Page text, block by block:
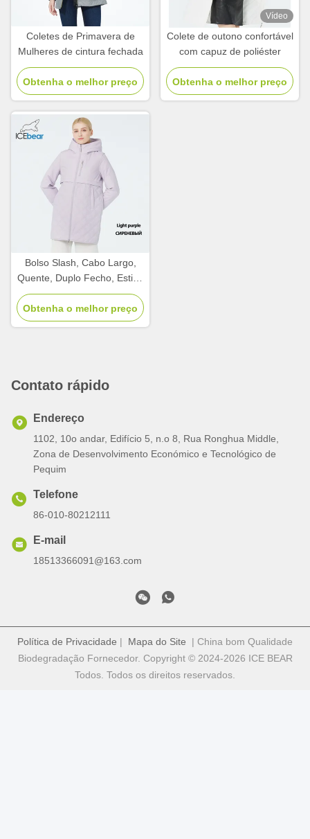
Coletes de Primavera de
Mulheres de cintura fechada
Obtenha o melhor preço
Vídeo
Colete de outono confortável
com capuz de poliéster
Obtenha o melhor preço
Bolso Slash, Cabo Largo,
Quente, Duplo Fecho, Estilo,
Jaqueta Leve,
Obtenha o melhor preço
Contato rápido
Endereço
1102, 10o andar, Edifício 5, n.o 8, Rua Ronghua Middle,
Zona de Desenvolvimento Económico e Tecnológico de
Pequim
Telefone
86-010-80212111
E-mail
18513366091@163.com
Política de Privacidade | Mapa do Site | China bom Qualidade
Biodegradação Fornecedor. Copyright © 2024-2026 ICE BEAR
Todos. Todos os direitos reservados.